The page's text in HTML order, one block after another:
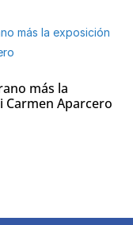
más la
Carmen Aparcero